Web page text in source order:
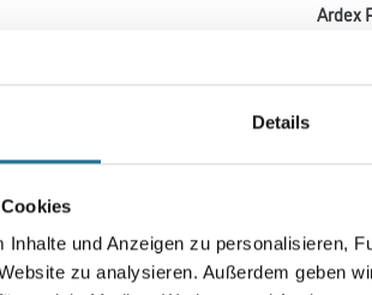
Details
und Anzeigen zu personalisieren,
zu analysieren. Außerdem geben
Ardex
Zum